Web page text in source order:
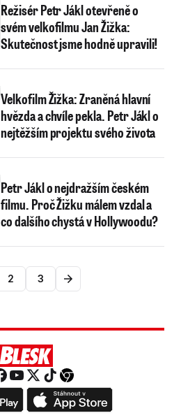
Režisér Petr Jákl otevřeně o
svém velkofilmu Jan Žižka:
Skutečnost jsme hodně upravili!
Velkofilm Žižka: Zraněná hlavní
hvězda a chvíle pekla. Petr Jákl o
nejtěžším projektu svého života
Petr Jákl o nejdražším českém
filmu. Proč Žižku málem vzdal a
co dalšího chystá v Hollywoodu?
2 3